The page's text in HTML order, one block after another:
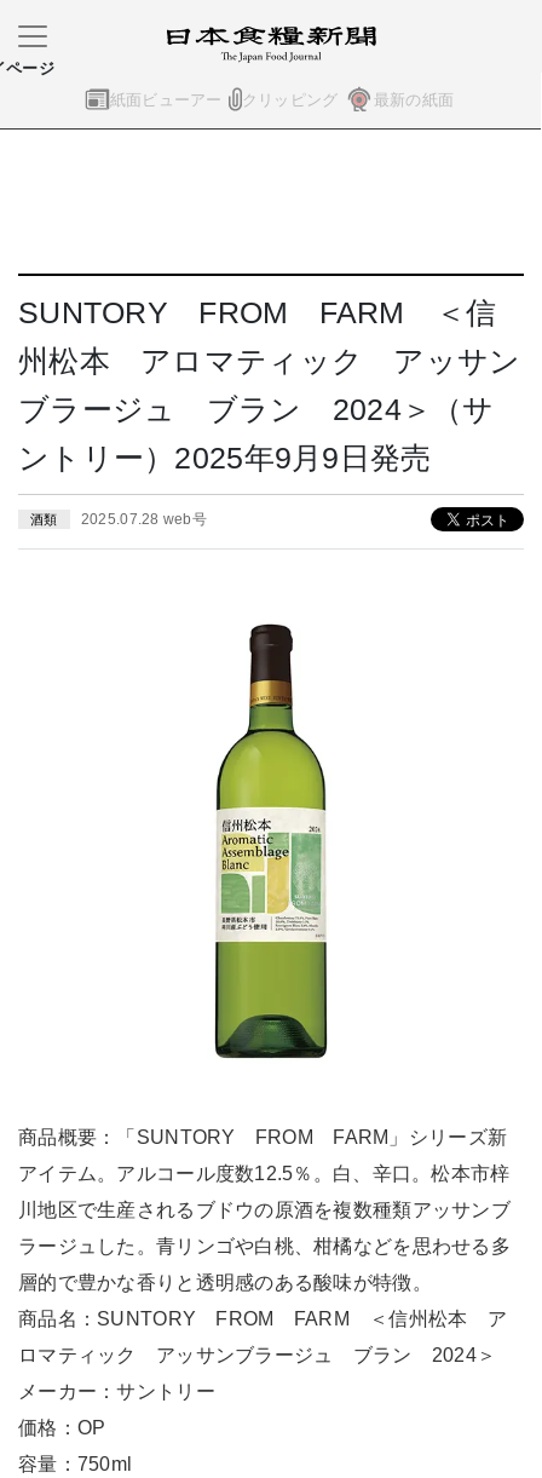
紙面ビューアー クリッピング 最新の紙面
ページ
SUNTORY FROM FARM ＜信
州松本 アロマティック アッサン
ブラージュ ブラン 2024＞（サ
ントリー）2025年9月9日発売
酒類 2025.07.28 web号
商品概要：「SUNTORY FROM FARM」シリーズ新
アイテム。アルコール度数12.5％。白、辛口。松本市梓
川地区で生産されるブドウの原酒を複数種類アッサンブ
ラージュした。青リンゴや白桃、柑橘などを思わせる多
層的で豊かな香りと透明感のある酸味が特徴。
商品名：SUNTORY FROM FARM ＜信州松本 ア
ロマティック アッサンブラージュ ブラン 2024＞
メーカー：サントリー
価格：OP
容量：750ml